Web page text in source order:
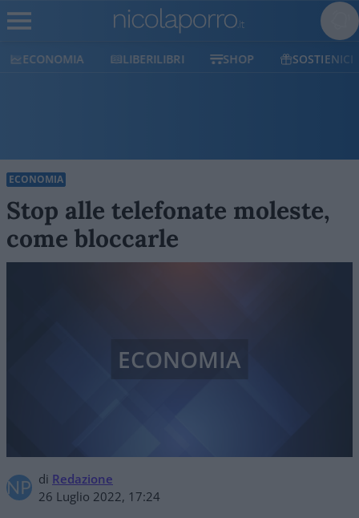
ECONOMIA LIBERILIBRI SHOP SOSTIENICI
ECONOMIA
Stop alle telefonate moleste,
come bloccarle
di Redazione
26 Luglio 2022, 17:24
ECONOMIA